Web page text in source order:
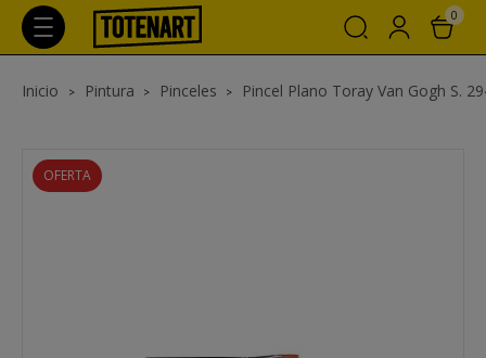
0
Inicio Pintura Pinceles Pincel Plano Toray Van Gogh S.
OFERTA